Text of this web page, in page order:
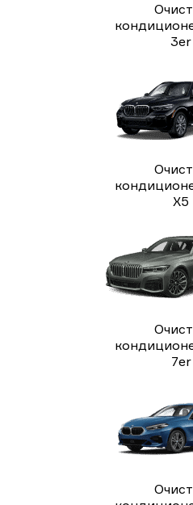
3er
X5
7er